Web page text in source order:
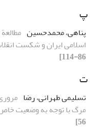
پ
پناهی، محمدحسین
اسلامی ایران و شکست
86-114]
ت
تسلیمی طهرانی، رضا
مرگ با توجه به وضعیت
56]